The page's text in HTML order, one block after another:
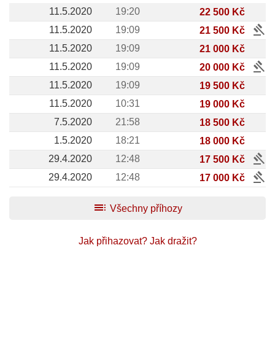
11.5.2020 19:20
22 500 Kč
11.5.2020
19:09 21 500 Kč gavel
11.5.2020 19:09
21 000 Kč
11.5.2020
19:09 20 000 Kč gavel
11.5.2020 19:09
19 500 Kč
11.5.2020
10:31
19 000 Kč
7.5.2020
21:58
18 500 Kč
1.5.2020
18:21
18 000 Kč
29.4.2020
12:48 17 500 Kč gavel
29.4.2020 12:48 17 000 Kč
gavel
toc Všechny příhozy
Jak přihazovat? Jak dražit?